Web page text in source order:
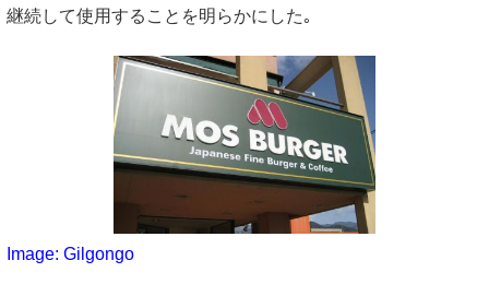
継続して使用することを明らかにした｡
Image: Gilgongo